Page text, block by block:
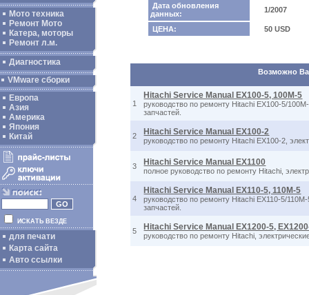
Мото техника
Ремонт Мото
Катера, моторы
Ремонт л.м.
Диагностика
VMware сборки
Европа
Азия
Америка
Япония
Китай
ИСКАТЬ ВЕЗДЕ
для печати
Карта сайта
Авто ссылки
Дата обновления
данных:
1/2007
ЦЕНА: 50 USD
Возможно
1
Hitachi Service Manual EX100-5, 100M-5
руководство по ремонту Hitachi EX100-5/
запчастей.
2 Hitachi Service Manual EX100-2
руководство по ремонту Hitachi EX100-2,
3 Hitachi Service Manual EX1100
полное руководство по ремонту Hitachi,
4
Hitachi Service Manual EX110-5, 110M-5
руководство по ремонту Hitachi EX110-5/
запчастей.
5 Hitachi Service Manual EX1200-5,
руководство по ремонту Hitachi,